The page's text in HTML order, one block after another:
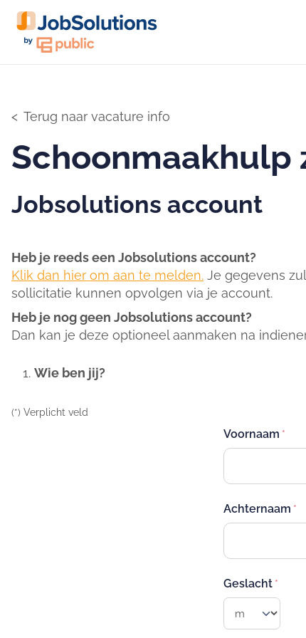
Terug naar vacature info
Schoonmaakhulp
Jobsolutions account
Heb je reeds een Jobsolutions account?
Klik dan hier om aan te melden. Je gegevens
sollicitatie kunnen opvolgen via je account.
Heb je nog geen Jobsolutions account?
Dan kan je deze optioneel aanmaken na
Wie ben jij?
(*) Verplicht veld
Voornaam
Achternaam
Geslacht